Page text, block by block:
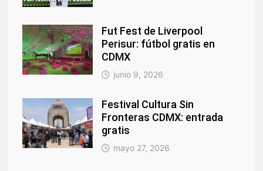
Fut Fest de Liverpool
Perisur: fútbol gratis en
CDMX
junio 9, 2026
Festival Cultura Sin
Fronteras CDMX: entrada
gratis
mayo 27, 2026